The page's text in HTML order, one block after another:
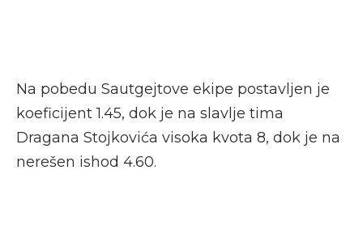
Na pobedu Sautgejtove ekipe postavljen je
koeficijent 1.45, dok je na slavlje tima
Dragana Stojkovića visoka kvota 8, dok je na
nerešen ishod 4.60.